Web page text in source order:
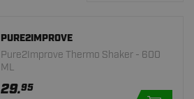
PURE2IMPROVE
Pure2Improve Thermo Shaker - 600
ML
29.95